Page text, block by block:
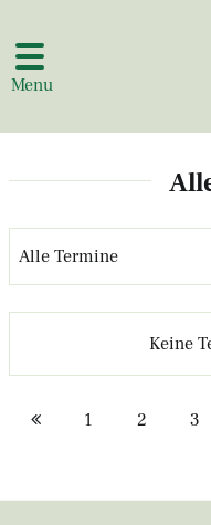
Menu
Alle Termine
Keine
1 2 3